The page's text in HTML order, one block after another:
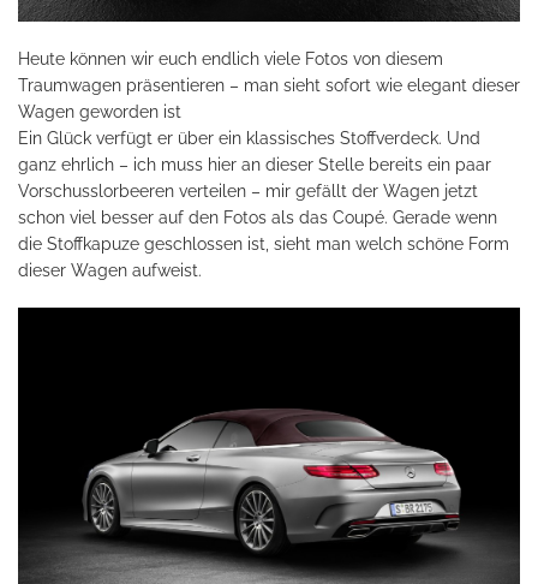
Heute können wir euch endlich viele Fotos von diesem
Traumwagen präsentieren – man sieht sofort wie elegant dieser
Wagen geworden ist
Ein Glück verfügt er über ein klassisches Stoffverdeck. Und
ganz ehrlich – ich muss hier an dieser Stelle bereits ein paar
Vorschusslorbeeren verteilen – mir gefällt der Wagen jetzt
schon viel besser auf den Fotos als das Coupé. Gerade wenn
die Stoffkapuze geschlossen ist, sieht man welch schöne Form
dieser Wagen aufweist.